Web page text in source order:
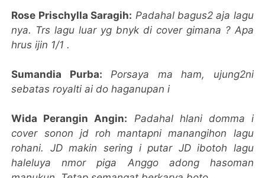
Rose Prischylla Saragih: Padahal bagus2 aja lagu
nya. Trs lagu luar yg bnyk di cover gimana ? Apa
hrus ijin 1/1 .
Sumandia Purba: Porsaya ma ham, ujung2ni
sebatas royalti ai do haganupan i
Wida Perangin Angin: Padahal hlani domma i
cover sonon jd roh mantapni manangihon lagu
rohani. JD makin sering i putar JD ibotoh lagu
haleluya nmor piga Anggo adong hasoman